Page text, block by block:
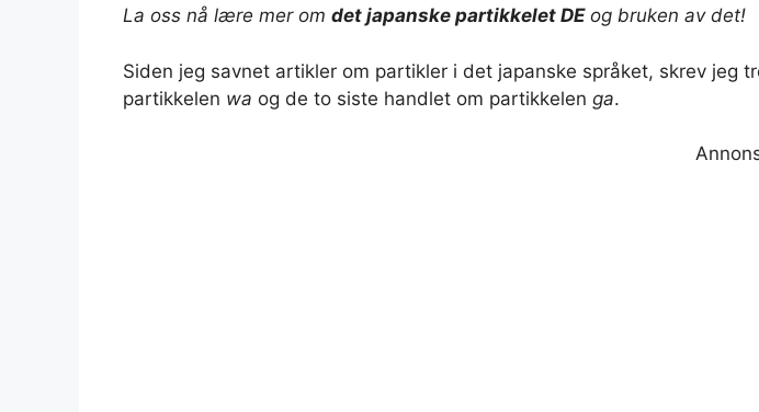
t e t e y
La oss nå lære mer om det japanske partikkelet DEog bruken av det!
Siden jeg savnet artikler om partikler i det japanske språket, skrev jeg
partikkelen wa og de to siste handlet om partikkelen ga.